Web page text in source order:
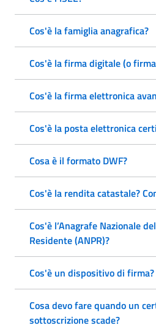
Cos'è la famiglia anagrafica?
Cos'è la firma digitale (o
Cos'è la firma elettronica
Cos'è la posta elettronica
Cosa è il formato DWF?
Cos'è la rendita catastale?
Cos'è l’Anagrafe Nazionale
Residente (ANPR)?
Cos'è un dispositivo di firma?
Cosa devo fare quando un
sottoscrizione scade?